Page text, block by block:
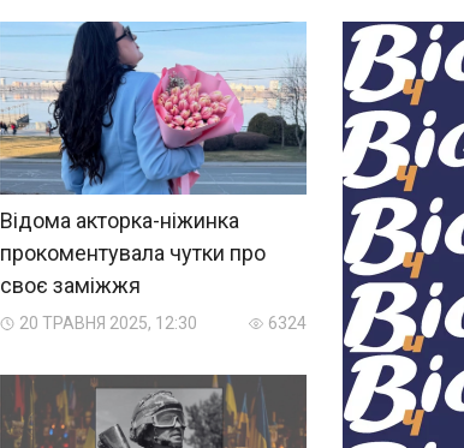
Відома акторка-ніжинка
прокоментувала чутки про
своє заміжжя
20 ТРАВНЯ 2025, 12:30 6324